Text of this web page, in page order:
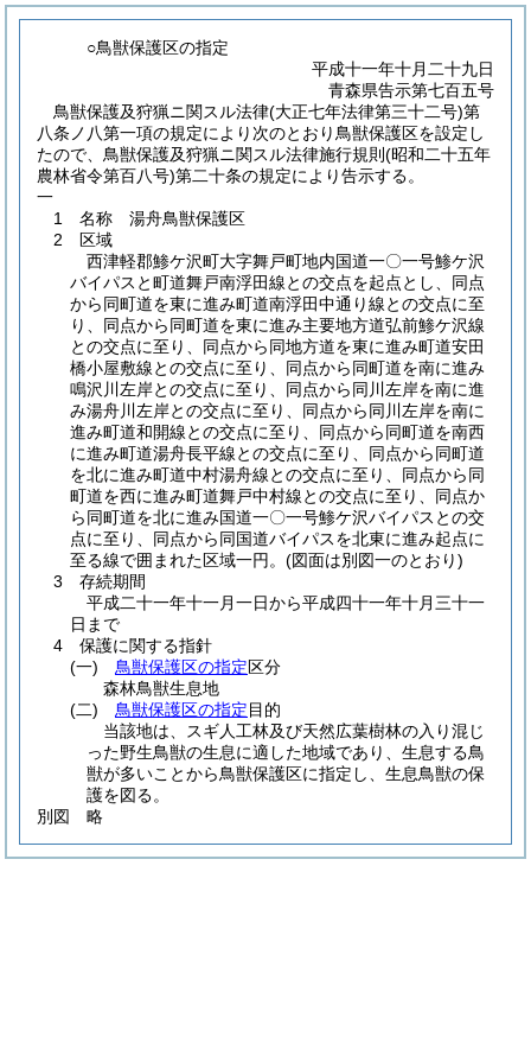
○鳥獣保護区の指定
平成十一年十月二十九日
青森県告示第七百五号
鳥獣保護及狩猟ニ関スル法律(大正七年法律第三十二号)第
八条ノ八第一項の規定により次のとおり鳥獣保護区を設定し
たので、鳥獣保護及狩猟ニ関スル法律施行規則 (昭和二十五年
農林省令第百八号)第二十条の規定により告示する。
一
1 名称 湯舟鳥獣保護区
2 区域
西津軽郡鯵ケ沢町大字舞戸町地内国道一〇一号鯵ケ沢
バイパスと町道舞戸南浮田線との交点を起点とし、同点
から同町道を東に進み町道南浮田中通り線との交点に至
り、同点から同町道を東に進み主要地方道弘前鯵ケ沢線
との交点に至り、同点から同地方道を東に進み町道安田
橋小屋敷線との交点に至り、同点から同町道を南に進み
鳴沢川左岸との交点に至り、同点から同川左岸を南に進
み湯舟川左岸との交点に至り、同点から同川左岸を南に
進み町道和開線との交点に至り、同点から同町道を南西
に進み町道湯舟長平線との交点に至り、同点から同町道
を北に進み町道中村湯舟線との交点に至り、同点から同
町道を西に進み町道舞戸中村線との交点に至り、同点か
ら同町道を北に進み国道一〇一号鯵ケ沢バイパスとの交
点に至り、同点から同国道バイパスを北東に進み起点に
至る線で囲まれた区域一円。 (図面は別図一のとおり)
3 存続期間
平成二十一年十一月一日から平成四十一年十月三十一
日まで
4 保護に関する指針
(一)
鳥獣保護区の指定区分
森林鳥獣生息地
(二)
鳥獣保護区の指定目的
当該地は、スギ人工林及び天然広葉樹林の入り混じ
った野生鳥獣の生息に適した地域であり、生息する鳥
獣が多いことから鳥獣保護区に指定し、生息鳥獣の保
護を図る。
別図
略